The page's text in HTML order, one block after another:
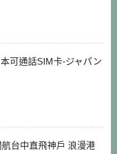
可通話SIM卡-ジャパン
台中直飛神戶 浪漫港